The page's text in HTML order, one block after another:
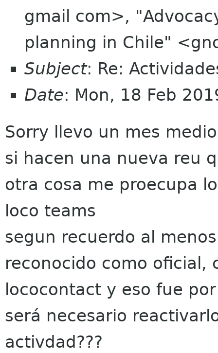
gmail com>,
planning in Chile"
Subject: Re:
Date: Mon, 18 Feb
Sorry llevo un mes
si hacen una nueva reu
otra cosa me proecupa
loco teams
segun recuerdo al
reconocido como oficial,
lococontact y eso fue
será necesario
activdad???